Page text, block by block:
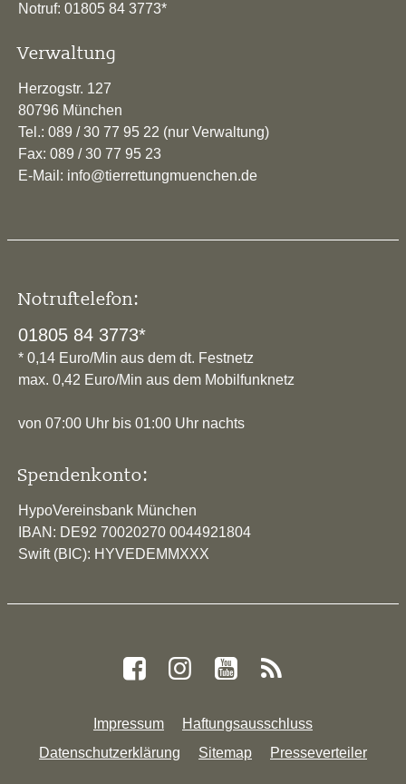
Notruf: 01805 84 3773*
Verwaltung
Herzogstr. 127
80796 München
Tel.: 089 / 30 77 95 22 (nur Verwaltung)
Fax: 089 / 30 77 95 23
E-Mail: info@tierrettungmuenchen.de
Notruftelefon:
01805 84 3773*
* 0,14 Euro/Min aus dem dt. Festnetz
max. 0,42 Euro/Min aus dem Mobilfunknetz
von 07:00 Uhr bis 01:00 Uhr nachts
Spendenkonto:
HypoVereinsbank München
IBAN: DE92 70020270 0044921804
Swift (BIC): HYVEDEMMXXX
Impressum
Haftungsausschluss
Datenschutzerklärung
Sitemap Presseverteiler